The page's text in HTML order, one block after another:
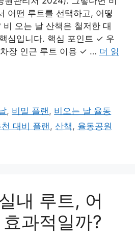
어떤 루트를 선택하고, 어떻
오는 날 산책은 철저한 대
심입니다. 핵심 포인트 ✓ 우
장 인근 루트 이용 ✓ … 더 읽
, 비밀 플랜, 비오는 날 율동
대비 플랜, 산책, 율동공원
내 루트, 어
과적일까?